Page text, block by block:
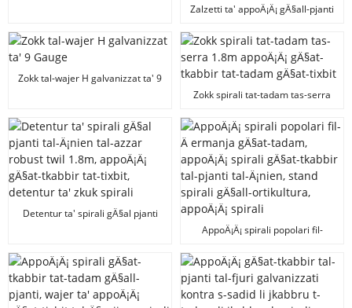
Zalzetti ta' appoÄ¡Ä¡ gÄ§all-pjanti
Zokk tal-wajer H galvanizzat ta' 9
Zokk spirali tat-tadam tas-serra
tadam gÄ§at-tixbit
Detentur ta' spirali gÄ§al pjanti
tixbit, detentur ta' zkuk spirali
AppoÄ¡Ä¡ spirali popolari fil-
appoÄ¡Ä¡ spirali gÄ§at-tkabbir tal-
pjanti tal-Ä¡nien, stand spirali
gÄ§all-ortikultura, appoÄ¡Ä¡
spirali